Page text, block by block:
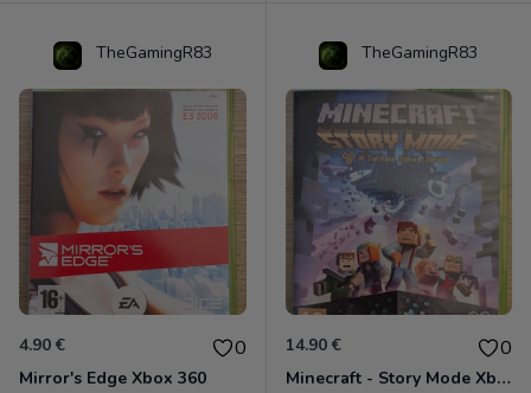
TheGamingR83
4.90 € 0
Mirror's Edge Xbox 360
TheGamingR83
14.90 € 0
Minecraft - Story Mode Xbox 360